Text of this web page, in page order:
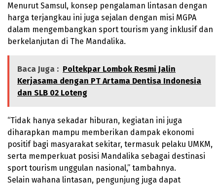
Menurut Samsul, konsep pengalaman lintasan dengan
harga terjangkau ini juga sejalan dengan misi MGPA
dalam mengembangkan sport tourism yang inklusif dan
berkelanjutan di The Mandalika.
Baca Juga : Poltekpar Lombok Resmi Jalin
Kerjasama dengan PT Artama Dentisa Indonesia
dan SLB 02 Loteng
“Tidak hanya sekadar hiburan, kegiatan ini juga
diharapkan mampu memberikan dampak ekonomi
positif bagi masyarakat sekitar, termasuk pelaku UMKM,
serta memperkuat posisi Mandalika sebagai destinasi
sport tourism unggulan nasional,” tambahnya.
Selain wahana lintasan, pengunjung juga dapat